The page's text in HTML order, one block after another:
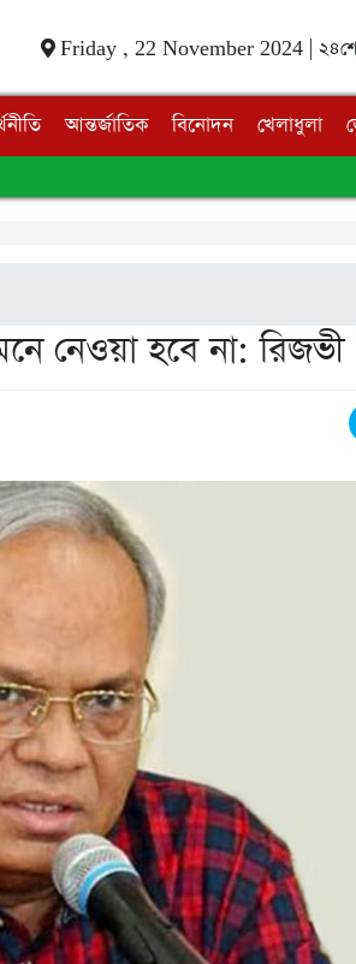
Friday , 22 November 2024 |
আন্তর্জাতিক বিনোদন খেলাধুলা
নেওয়া হবে না: রিজভী